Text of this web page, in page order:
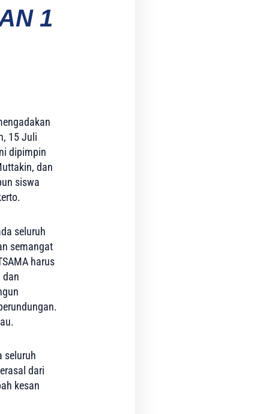
1
15 Juli
dipimpin
dan
siswa
seluruh
semangat
harus
dan
seluruh
dari
kesan